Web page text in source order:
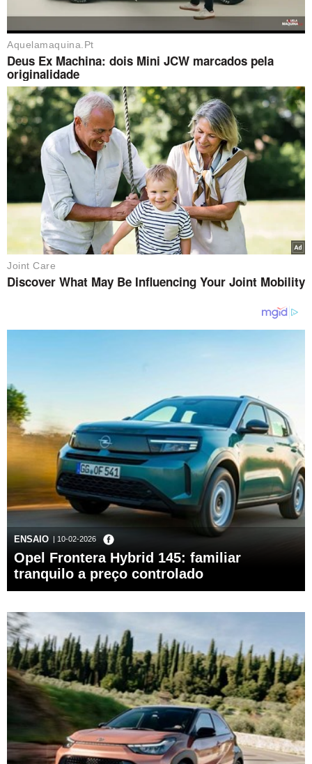
ENSAIO | 10-02-2026
Opel Frontera Hybrid 145: familiar
tranquilo a preço controlado